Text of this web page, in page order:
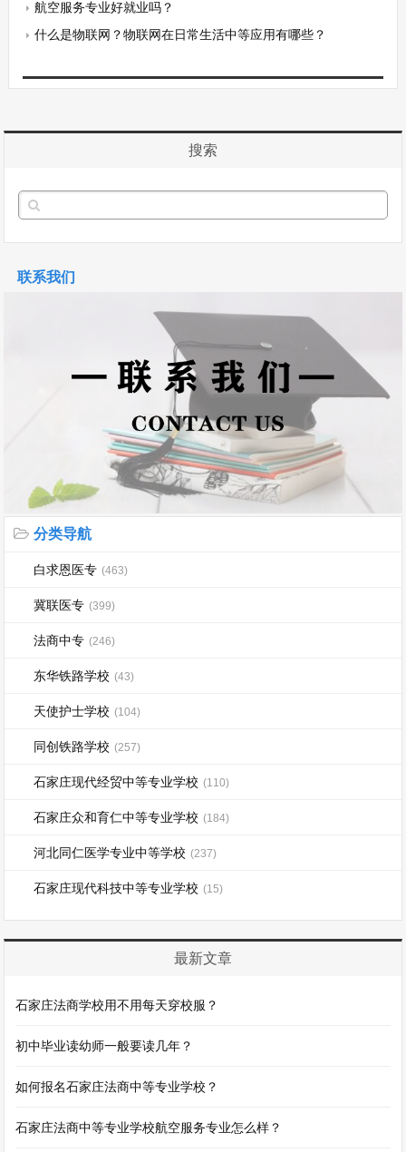
航空服务专业好就业吗？
什么是物联网？物联网在日常生活中等应用有哪些？
搜索
联系我们
分类导航
白求恩医专 (463)
冀联医专 (399)
法商中专 (246)
东华铁路学校 (43)
天使护士学校 (104)
同创铁路学校 (257)
石家庄现代经贸中等专业学校 (110)
石家庄众和育仁中等专业学校 (184)
河北同仁医学专业中等学校 (237)
石家庄现代科技中等专业学校 (15)
最新文章
石家庄法商学校用不用每天穿校服？
初中毕业读幼师一般要读几年？
如何报名石家庄法商中等专业学校？
石家庄法商中等专业学校航空服务专业怎么样？